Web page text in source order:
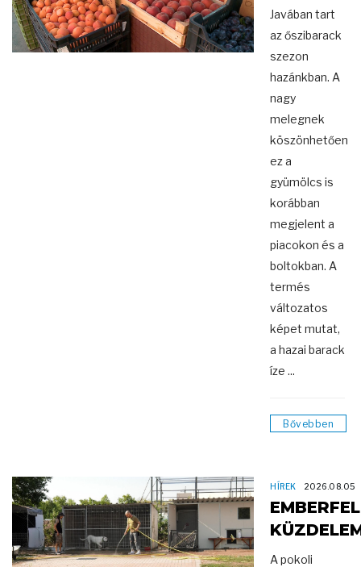
Javában tart
az őszibarack
szezon
hazánkban. A
nagy
melegnek
köszönhetően
ez a
gyümölcs is
korábban
megjelent a
piacokon és a
boltokban. A
termés
változatos
képet mutat,
a hazai barack
íze ...
Bővebben
HÍREK 2026.08.05
A pokoli